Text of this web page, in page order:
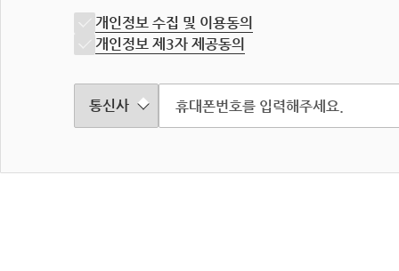
개인정보 수집 및 이용동의
개인정보 제3자 제공동의